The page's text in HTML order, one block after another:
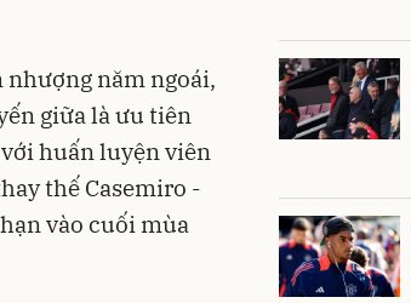
năm ngoái,
giữa là ưu tiên
huấn luyện viên
thế Casemiro -
vào cuối mùa